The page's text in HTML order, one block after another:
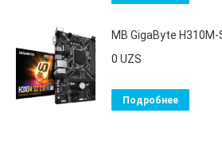
MB GigaByte H310М-
0 UZS
Подробнее